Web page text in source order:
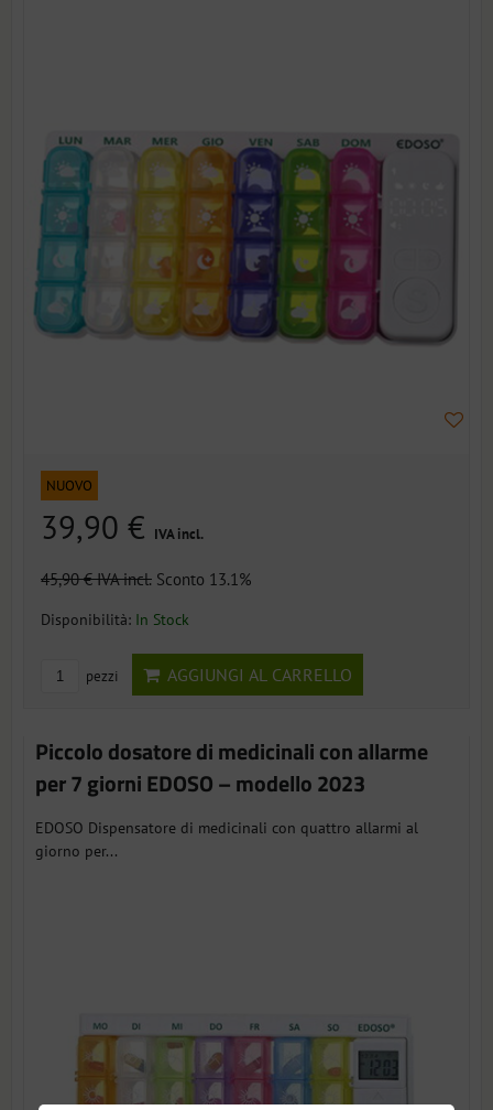
NUOVO
39,90 € IVA incl.
45,90 €IVA incl. Sconto 13.1%
Disponibilità: In Stock
pezzi AGGIUNGI AL CARRELLO
Piccolo dosatore di medicinali con allarme
per 7 giorni EDOSO – modello 2023
EDOSO Dispensatore di medicinali con quattro allarmi al
giorno per...